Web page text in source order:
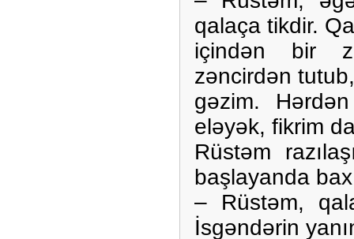
qalaça tikdir.
içindən bir
zəncirdən
gəzim.
eləyək, fikrim
Rüstəm
başlayanda
– Rüstəm,
İsgəndərin